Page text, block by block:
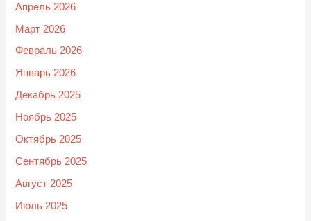
Апрель 2026
Март 2026
Февраль 2026
Январь 2026
Декабрь 2025
Ноябрь 2025
Октябрь 2025
Сентябрь 2025
Август 2025
Июль 2025